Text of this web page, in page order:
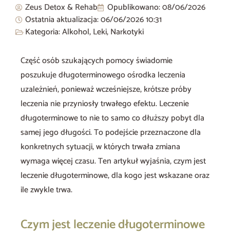
Zeus Detox & Rehab Opublikowano:08/06/2026
Ostatnia aktualizacja: 06/06/202610:31
Kategoria:Alkohol,Leki,Narkotyki
Część osób szukających pomocy świadomie
poszukuje długoterminowego ośrodka leczenia
uzależnień, ponieważ wcześniejsze, krótsze próby
leczenia nie przyniosły trwałego efektu. Leczenie
długoterminowe to nie to samo co dłuższy pobyt dla
samej jego długości. To podejście przeznaczone dla
konkretnych sytuacji, w których trwała zmiana
wymaga więcej czasu. Ten artykuł wyjaśnia, czym jest
leczenie długoterminowe, dla kogo jest wskazane oraz
ile zwykle trwa.
Czym jest leczenie długoterminowe